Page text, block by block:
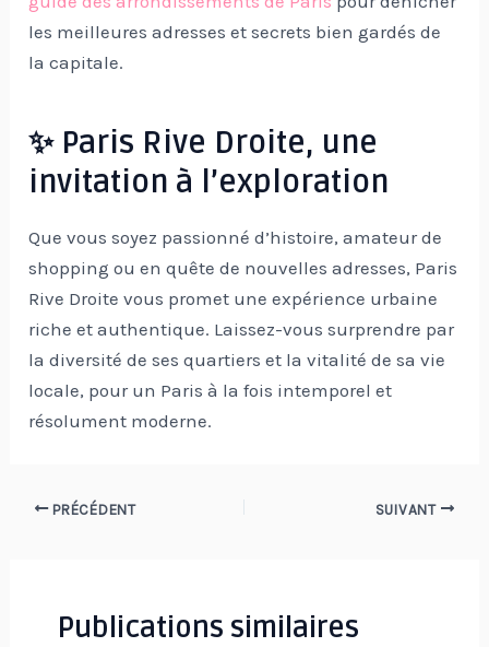
les meilleures adresses et secrets bien gardés de
la capitale.
✨ Paris Rive Droite, une
invitation à l’exploration
Que vous soyez passionné d’histoire, amateur de
shopping ou en quête de nouvelles adresses, Paris
Rive Droite vous promet une expérience urbaine
riche et authentique. Laissez-vous surprendre par
la diversité de ses quartiers et la vitalité de sa vie
locale, pour un Paris à la fois intemporel et
résolument moderne.
Navigation
PRÉCÉDENT SUIVANT
Publications similaires